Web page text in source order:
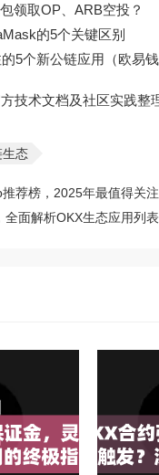
领取OP、ARB空投？
的5个关键区别
5个新公链应用（欧易钱
技术文档及社区实践整
生态
荐榜，2025年最值得关
全面解析OKX生态应用列